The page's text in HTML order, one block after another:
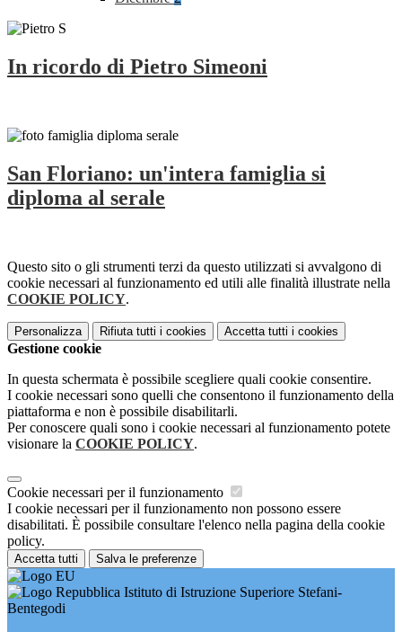
In ricordo di Pietro Simeoni
San Floriano: un'intera famiglia si
diploma al serale
Questo sito o gli strumenti terzi da questo utilizzati si avvalgono di
cookie necessari al funzionamento ed utili alle finalità illustrate nella
COOKIE POLICY.
Personalizza Rifiuta tutti i cookies Accetta tutti i cookies
Gestione cookie
In questa schermata è possibile scegliere quali cookie consentire.
I cookie necessari sono quelli che consentono il funzionamento della
piattaforma e non è possibile disabilitarli.
Per conoscere quali sono i cookie necessari al funzionamento potete
visionare la COOKIE POLICY.
Cookie necessari per il funzionamento
I cookie necessari per il funzionamento non possono essere
disabilitati. È possibile consultare l'elenco nella pagina della cookie
policy.
Accetta tutti Salva le preferenze
Istituto di Istruzione Superiore Stefani-
Bentegodi